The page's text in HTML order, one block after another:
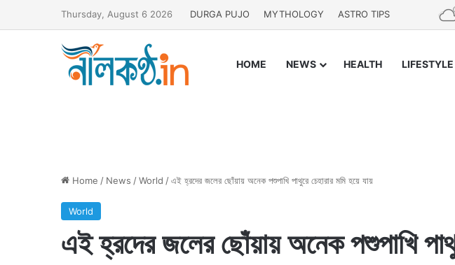
Thursday, August 6 2026 DURGA PUJO MYTHOLOGY ASTRO TIPS
HOME NEWS HEALTH LIFESTYLE
Home / News /World /এই হ্রদের জলের ছোঁয়ায় অনেক পশুপাখি পাথুরে চেহারার মমি হয়ে যায়
World
এই হ্রদের জলের ছোঁয়ায় অনেক পশুপাখি